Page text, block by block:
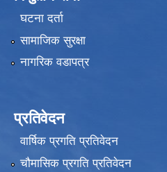
घटना दर्ता
सामाजिक सुरक्षा
नागरिक वडापत्र
प्रतिवेदन
वार्षिक प्रगति प्रतिवेदन
चौमासिक प्रगति प्रतिवेदन